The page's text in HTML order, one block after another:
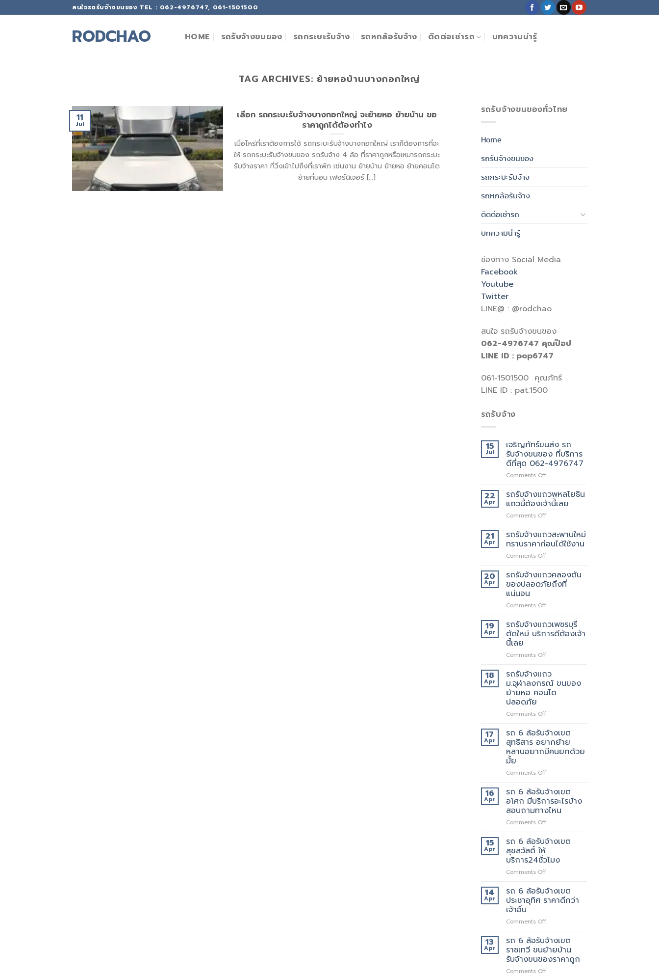
to
สนใจรถรับจ้างขนของ TEL : 062-4976747, 061-1501500
RODCHAO HOME รถรับจ้างขนของ รถกระบะรับจ้าง รถหกล้อรับจ้าง ติดต่อเช่ารถ บทความน่ารู้
TAG ARCHIVES: ย้ายหอบ้านบางกอกใหญ่
เลือก รถกระบะรับจ้างบางกอกใหญ่ จะย้ายหอ ย้ายบ้าน ขอ
ราคาถูกได้ต้องทำไง
เมื่อไหร่ที่เราต้องการใช้ รถกระบะรับจ้างบางกอกใหญ่ เราก็ต้องการที่จะ
ให้ รถกระบะรับจ้างขนของ รถรับจ้าง 4 ล้อ ที่ราคาถูกหรือเหมารถกระบะ
รับจ้างราคา ที่วิ่งเข้าไปถึงที่เราพัก เช่นงาน ย้ายบ้าน ย้ายหอ ย้ายคอนโด
ย้ายที่นอน เฟอร์นิเจอร์ [...]
11
Jul
รถรับจ้างขนของทั่วไทย
Home
รถรับจ้างขนของ
รถกระบะรับจ้าง
รถหกล้อรับจ้าง
ติดต่อเช่ารถ
บทความน่ารู้
ช่องทาง Social Media
Facebook
Youtube
Twitter
LINE@ : @rodchao
สนใจ รถรับจ้างขนของ
062-4976747 คุณป๊อป
LINE ID : pop6747
061-1501500 คุณภัทร์
LINE ID : pat.1500
รถรับจ้าง
15
Jul
เจริญภัทร์ขนส่ง รถ
รับจ้างขนของ ที่บริการ
ดีที่สุด 062-4976747
Comments Offon
ริญ
ภัทร์
ขนส่ง
รถ
ขน
ของ
ที่สุด
062-
22
Apr
รถรับจ้างแถวพหลโยธิน
แถวนี้ต้องเจ้านี้เลย
Comments Offon
รับจ้าง
แถว
พหลโยธิน
แถว
ต้อง
เจ้า
21
Apr
รถรับจ้างแถวสะพานใหม่
ทราบราคาก่อนได้ใช้งาน
Comments Offon
รับจ้าง
แถว
สะพาน
ทราบ
ก่อน
ได้
ใช้
20
Apr
รถรับจ้างแถวคลองตัน
ของปลอดภัยถึงที่
แน่นอน
Comments Offon
รับจ้าง
แถว
คลองตัน
ปลอดภัย
แน่นอน
19
Apr
รถรับจ้างแถวเพชรบุรี
ตัดใหม่ บริการดีต้องเจ้า
นี้เลย
Comments Offon
รับจ้าง
แถว
เพชรบุรี
ตัด
บริการ
ต้อง
เจ้า
นี้
เลย
18
Apr
รถรับจ้างแถว
ม.จุฬาลงกรณ์ ขนของ
ย้ายหอ คอนโด
ปลอดภัย
Comments Offon
รับ
จ้าง
แถวม.จุฬาลงกรณ์
ขน
ย้าย
คอน
โด
ปลอดภัย
17
Apr
รถ 6 ล้อรับจ้างเขต
สุทธิสาร อยากย้าย
หลานอยากมีคนยกด้วย
มั้ย
Comments Offon
6
ล้อ
รับจ้าง
เขต
สุทธิสาร
ย้าย
หลาน
อยาก
มี
คน
ด้วย
มั้ย
16
Apr
รถ 6 ล้อรับจ้างเขต
อโศก มีบริการอะไรบ้าง
สอบถามทางไหน
Comments Offon
6
ล้อ
รับจ้าง
เขต
อโศก
บริการ
อะไร
บ้าง
ทาง
15
Apr
รถ 6 ล้อรับจ้างเขต
สุขสวัสดิ์ ให้
บริการ24ชั่วโมง
Comments Offon
6
ล้อ
รับจ้าง
สุขสวัสดิ์
บริการ24ชั่วโมง
14
Apr
รถ 6 ล้อรับจ้างเขต
ประชาอุทิศ ราคาดีกว่า
เจ้าอื่น
Comments Offon
6
ล้อ
รับจ้าง
เขต
ประชาอุทิศ
13
Apr
รถ 6 ล้อรับจ้างเขต
ราชเทวี ขนย้ายบ้าน
รับจ้างขนของราคาถูก
Comments Offon